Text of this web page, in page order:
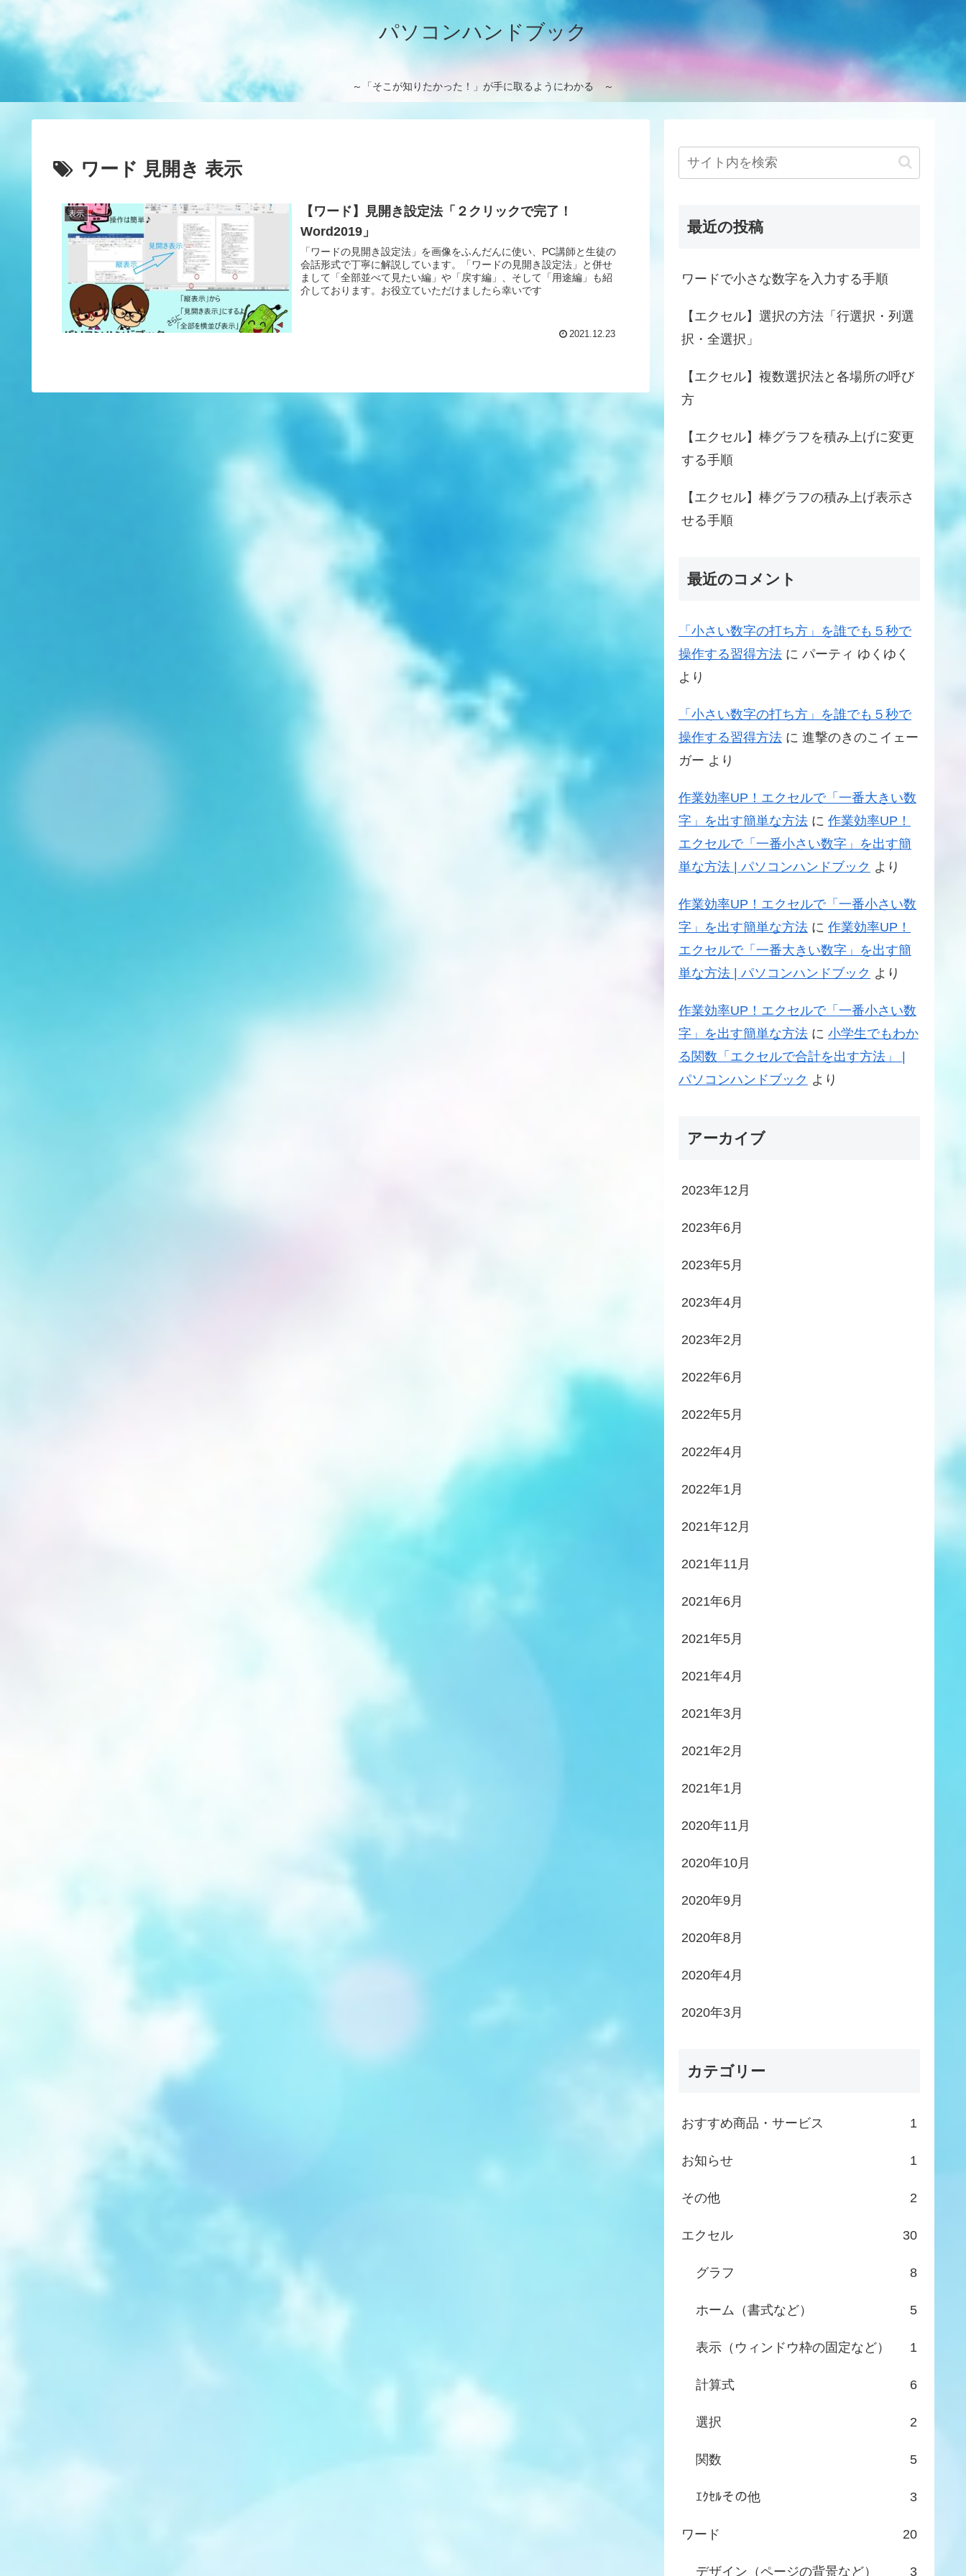
パソコンハンドブック
～「そこが知りたかった！」が手に取るようにわかる ～
ワード 見開き 表示
表示
【ワード】見開き設定法「２クリックで完了！
Word2019」
「ワードの見開き設定法」を画像をふんだんに使い、PC講師と生徒の
会話形式で丁寧に解説しています。「ワードの見開き設定法」と併せ
まして「全部並べて見たい編」や「戻す編」、そして「用途編」も紹
介しております。お役立ていただけましたら幸いです
2021.12.23
最近の投稿
ワードで小さな数字を入力する手順
【エクセル】選択の方法「行選択・列選
択・全選択」
【エクセル】複数選択法と各場所の呼び
方
【エクセル】棒グラフを積み上げに変更
する手順
【エクセル】棒グラフの積み上げ表示さ
せる手順
最近のコメント
「小さい数字の打ち方」を誰でも５秒で
操作する習得方法 に パーティ ゆくゆく
より
「小さい数字の打ち方」を誰でも５秒で
操作する習得方法 に 進撃のきのこイェー
ガー より
作業効率UP！エクセルで「一番大きい数
字」を出す簡単な方法 に 作業効率UP！
エクセルで「一番小さい数字」を出す簡
単な方法 | パソコンハンドブック より
作業効率UP！エクセルで「一番小さい数
字」を出す簡単な方法 に 作業効率UP！
エクセルで「一番大きい数字」を出す簡
単な方法 | パソコンハンドブック より
作業効率UP！エクセルで「一番小さい数
字」を出す簡単な方法 に 小学生でもわか
る関数「エクセルで合計を出す方法」 |
パソコンハンドブック より
アーカイブ
2023年12月
2023年6月
2023年5月
2023年4月
2023年2月
2022年6月
2022年5月
2022年4月
2022年1月
2021年12月
2021年11月
2021年6月
2021年5月
2021年4月
2021年3月
2021年2月
2021年1月
2020年11月
2020年10月
2020年9月
2020年8月
2020年4月
2020年3月
カテゴリー
おすすめ商品・サービス 1
お知らせ 1
その他 2
エクセル 30
グラフ 8
ホーム（書式など） 5
表示（ウィンドウ枠の固定など） 1
計算式 6
選択 2
関数 5
ｴｸｾﾙその他 3
ワード 20
デザイン（ページの背景など） 3